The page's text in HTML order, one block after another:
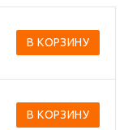
В КОРЗИНУ
В КОРЗИНУ